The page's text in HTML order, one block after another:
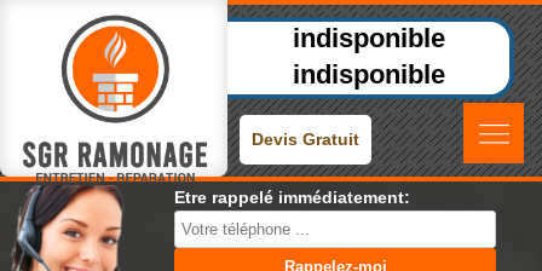
indisponible
indisponible
Devis Gratuit
Etre rappelé immédiatement: